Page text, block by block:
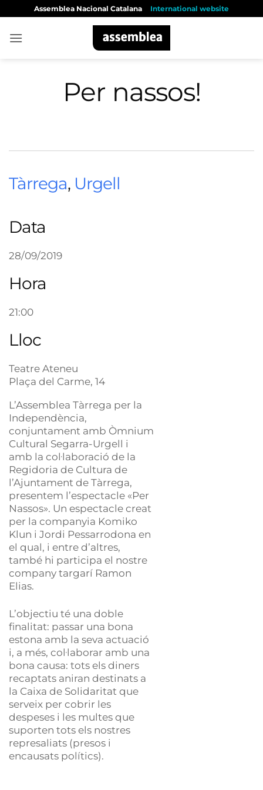
content
Assemblea Nacional Catalana International website
Per nassos!
Tàrrega, Urgell
Data
28/09/2019
Hora
21:00
Lloc
Teatre Ateneu
Plaça del Carme, 14
L’Assemblea Tàrrega per la
Independència,
conjuntament amb Òmnium
Cultural Segarra-Urgell i
amb la col·laboració de la
Regidoria de Cultura de
l’Ajuntament de Tàrrega,
presentem l’espectacle «Per
Nassos». Un espectacle creat
per la companyia Komiko
Klun i Jordi Pessarrodona en
el qual, i entre d’altres,
també hi participa el nostre
company targarí Ramon
Elias.
L’objectiu té una doble
finalitat: passar una bona
estona amb la seva actuació
i, a més, col·laborar amb una
bona causa: tots els diners
recaptats aniran destinats a
la Caixa de Solidaritat que
serveix per cobrir les
despeses i les multes que
suporten tots els nostres
represaliats (presos i
encausats polítics).